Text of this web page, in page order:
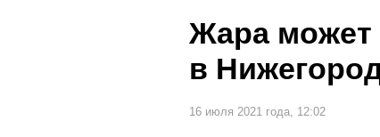
Жара может
в
16 июля 2021 года, 12:02